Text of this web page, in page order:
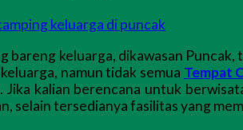
bareng keluarga, dikawasan
namun tidak semua Tempat
Jika kalian berencana untuk
selain tersedianya fasilitas yang